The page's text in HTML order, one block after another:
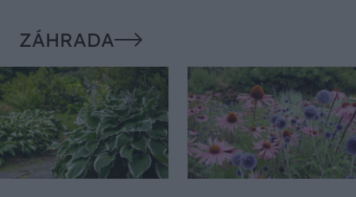
ZÁHRADA